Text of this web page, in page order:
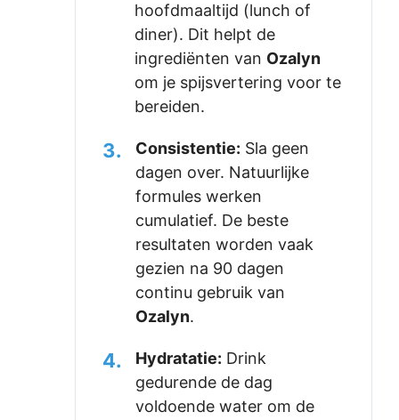
hoofdmaaltijd (lunch of
diner). Dit helpt de
ingrediënten van Ozalyn
om je spijsvertering voor te
bereiden.
3. Consistentie: Sla geen
dagen over. Natuurlijke
formules werken
cumulatief. De beste
resultaten worden vaak
gezien na 90 dagen
continu gebruik van
Ozalyn.
4. Hydratatie: Drink
gedurende de dag
voldoende water om de